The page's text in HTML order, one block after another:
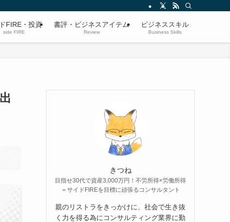
FIRE・投資
side FIRE
書評・ビジネスアイテム
Review
ビジネススキル
Business Skills
きつね
目指せ30代で資産3,000万円！不労所得×労働所得
＝サイドFIREを目標に頑張るコンサルタント
親のリストラをきっかけに、社会で生き抜
く力を得る為にコンサルティング業界に勤